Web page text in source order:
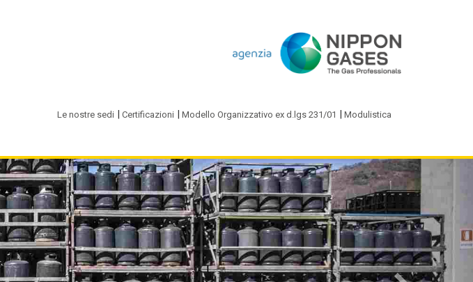
Le nostre sedi Certificazioni Modello Organizzativo ex d.lgs 231/01 Modulistica
Next